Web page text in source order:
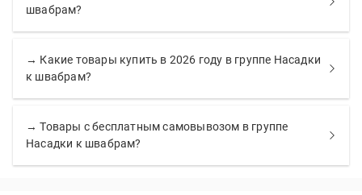
швабрам?
→ Какие товары купить в 2026 году в группе Насадки
к швабрам?
→ Товары с бесплатным самовывозом в группе
Насадки к швабрам?